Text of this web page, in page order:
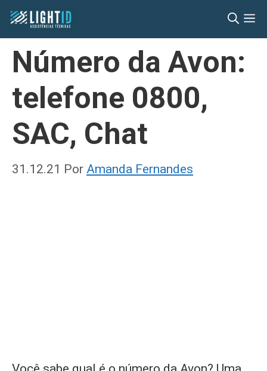
Pular
para
conteúdo
Número da Avon:
telefone 0800,
SAC, Chat
31.12.21 Por Amanda Fernandes